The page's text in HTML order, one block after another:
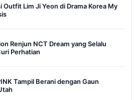
Outfit Lim Ji Yeon di Drama Korea My
Renjun NCT Dream yang Selalu
Perhatian
Tampil Berani dengan Gaun